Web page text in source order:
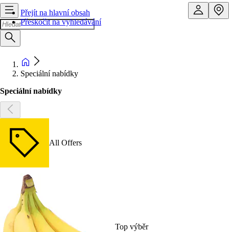
Přejít na hlavní obsah
Přeskočit na vyhledávání
Speciální nabídky
Speciální nabídky
All Offers
Top výběr